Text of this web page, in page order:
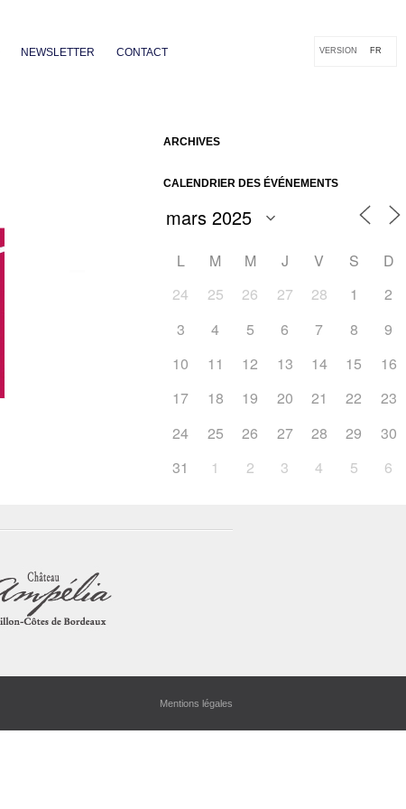
VERSION FR
NEWSLETTER CONTACT
ARCHIVES
CALENDRIER DES ÉVÉNEMENTS
L M M J V S
D
24
25 26 27 28 1
2
3
4 5 6 7 8
9
10
11 12 13 14 15
16
17
18 19 20 21 22
23
24
25 26 27 28 29
30
31
1 2 3 4 5 6
Mentions légales